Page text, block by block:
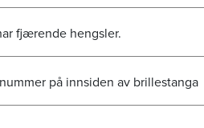
fjærende hengsler.
på innsiden av brillestanga